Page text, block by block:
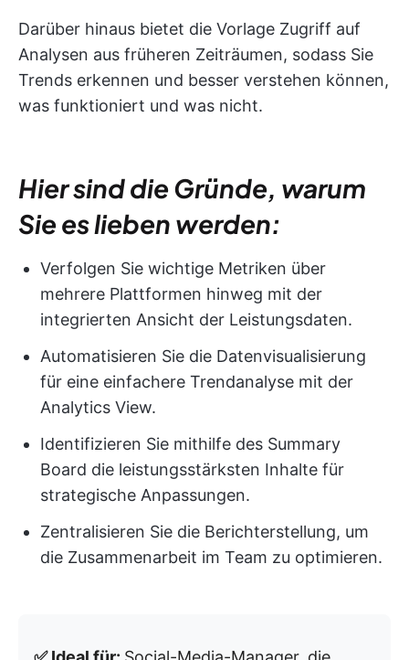
Darüber hinaus bietet die Vorlage Zugriff auf
Analysen aus früheren Zeiträumen, sodass Sie
Trends erkennen und besser verstehen können,
was funktioniert und was nicht.
Hier sind die Gründe, warum
Sie es lieben werden:
Verfolgen Sie wichtige Metriken über
mehrere Plattformen hinweg mit der
integrierten Ansicht der Leistungsdaten.
Automatisieren Sie die Datenvisualisierung
für eine einfachere Trendanalyse mit der
Analytics View.
Identifizieren Sie mithilfe des Summary
Board die leistungsstärksten Inhalte für
strategische Anpassungen.
Zentralisieren Sie die Berichterstellung, um
die Zusammenarbeit im Team zu optimieren.